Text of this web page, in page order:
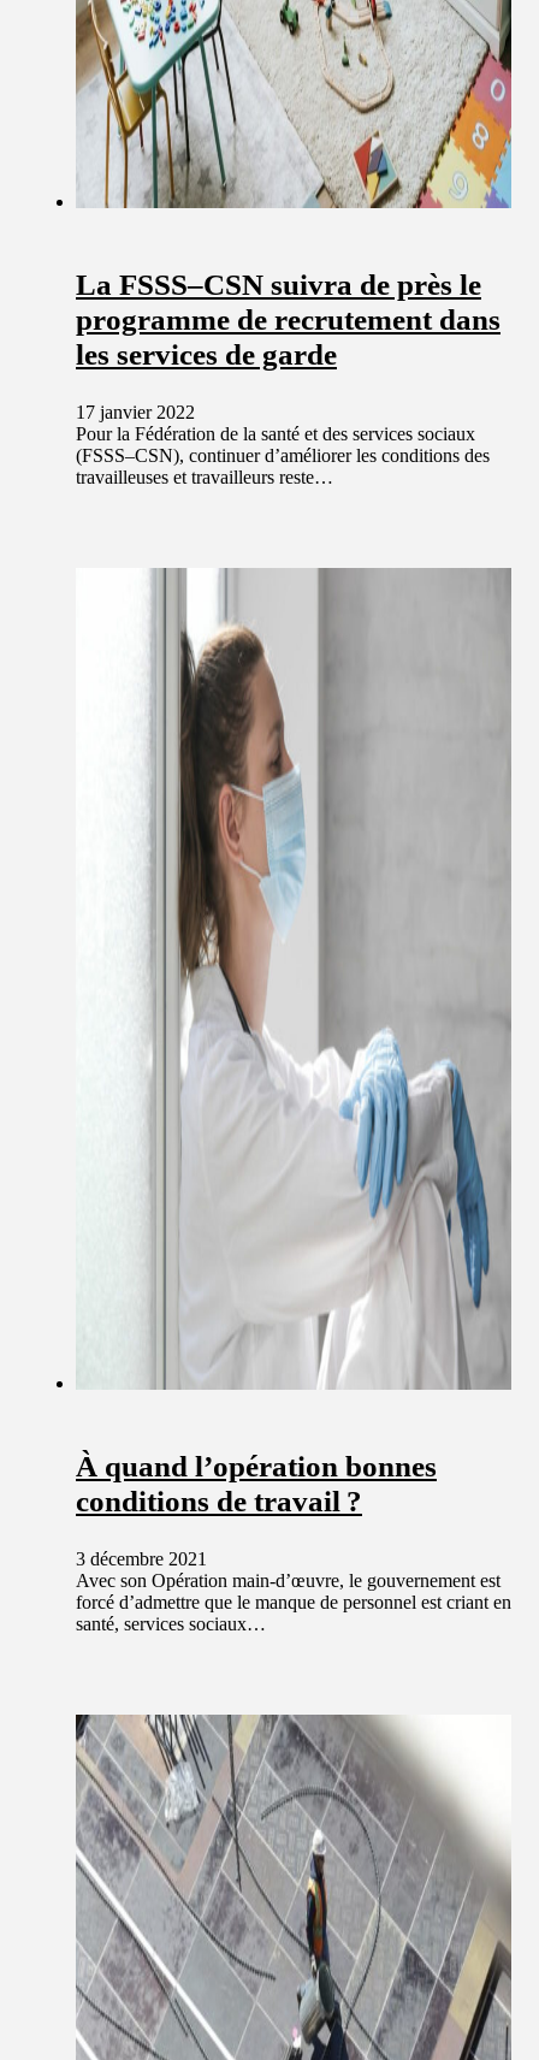
La FSSS–CSN suivra de près le
programme de recrutement dans
les services de garde
17 janvier 2022
Pour la Fédération de la santé et des services sociaux
(FSSS–CSN), continuer d’améliorer les conditions des
travailleuses et travailleurs reste…
À quand l’opération bonnes
conditions de travail ?
3 décembre 2021
Avec son Opération main-d’œuvre, le gouvernement est
forcé d’admettre que le manque de personnel est criant en
santé, services sociaux…